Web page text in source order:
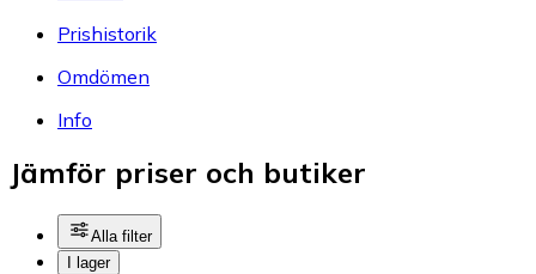
Prishistorik
Omdömen
Info
Jämför priser och butiker
Alla filter
I lager